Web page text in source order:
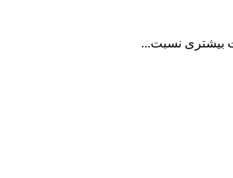
بیشتری نسبت...